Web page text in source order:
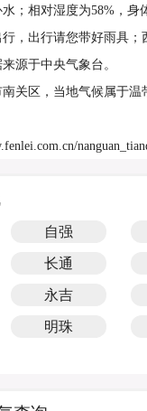
；相对湿度为58%，身
，出行请您带好雨具；
源于中央气象台。
关区，当地气候属于温
自强
长通
永吉
明珠